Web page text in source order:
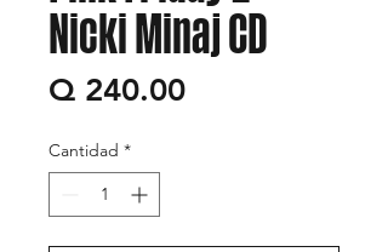
Nicki Minaj CD
Q 240.00Precio
Cantidad *